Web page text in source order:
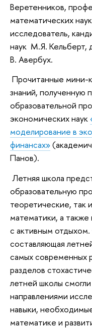
Веретенников,
математических
исследователь,
наук М.Я. Кельберт,
В. Авербух.
Прочитанные мини-
знаний, полученную
образовательной
экономических наук
моделирование в
финансах»
Панов).
Летняя школа
образовательную
теоретические, так
математики, а
с активным
составляющая
самых современных
разделов
летней школы
направлениями
навыки,
математике и